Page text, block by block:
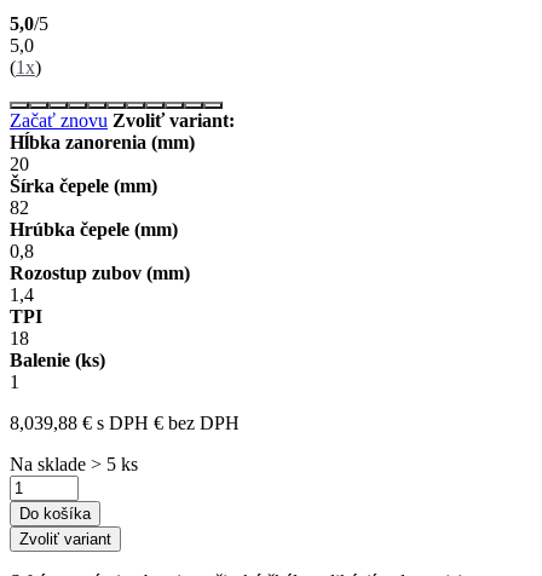
5,0/5
5,0
(1x)
Začať znovu Zvoliť variant:
Hĺbka zanorenia (mm)
20
Šírka čepele (mm)
82
Hrúbka čepele (mm)
0,8
Rozostup zubov (mm)
1,4
TPI
18
Balenie (ks)
1
8,039,88 € s DPH € bez DPH
Na sklade > 5 ks
Do košíka
Zvoliť variant